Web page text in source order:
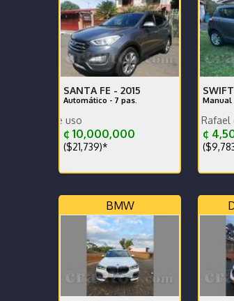
SANTA FE - 2015
Automático - 7 pas.
Se vende por falta de
¢ 10,000,000
($21,739)*
Manual
Se encuentra en San Rafael de
¢
Poco
BMW